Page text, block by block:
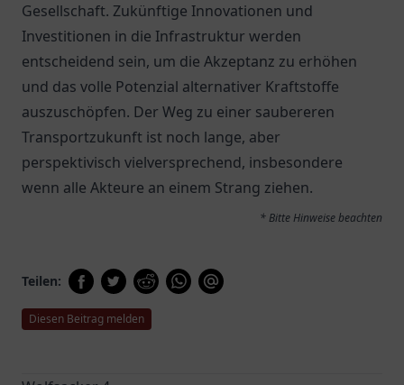
Gesellschaft. Zukünftige Innovationen und
Investitionen in die Infrastruktur werden
entscheidend sein, um die Akzeptanz zu erhöhen
und das volle Potenzial alternativer Kraftstoffe
auszuschöpfen. Der Weg zu einer saubereren
Transportzukunft ist noch lange, aber
perspektivisch vielversprechend, insbesondere
wenn alle Akteure an einem Strang ziehen.
* Bitte Hinweise beachten
Teilen:
Diesen Beitrag melden